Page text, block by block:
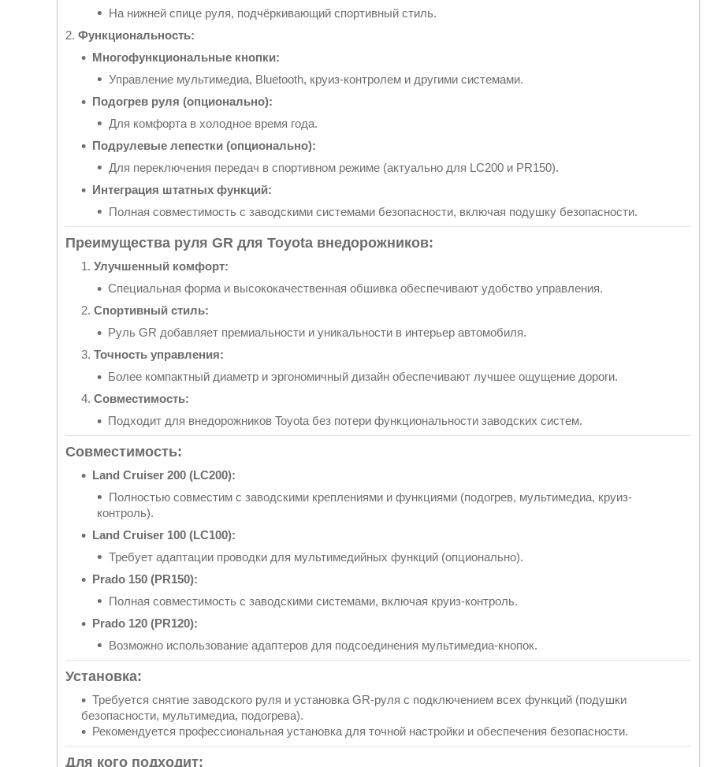
На нижней спице руля, подчёркивающий спортивный стиль.
2. Функциональность:
Многофункциональные кнопки:
Управление мультимедиа, Bluetooth, круиз-контролем и другими системами.
Подогрев руля (опционально):
Для комфорта в холодное время года.
Подрулевые лепестки (опционально):
Для переключения передач в спортивном режиме (актуально для LC200 и PR150).
Интеграция штатных функций:
Полная совместимость с заводскими системами безопасности, включая подушку безопасности.
Преимущества руля GR для Toyota внедорожников:
Улучшенный комфорт:
Специальная форма и высококачественная обшивка обеспечивают удобство управления.
Спортивный стиль:
Руль GR добавляет премиальности и уникальности в интерьер автомобиля.
Точность управления:
Более компактный диаметр и эргономичный дизайн обеспечивают лучшее ощущение дороги.
Совместимость:
Подходит для внедорожников Toyota без потери функциональности заводских систем.
Совместимость:
Land Cruiser 200 (LC200):
Полностью совместим с заводскими креплениями и функциями (подогрев, мультимедиа, круиз-
контроль).
Land Cruiser 100 (LC100):
Требует адаптации проводки для мультимедийных функций (опционально).
Prado 150 (PR150):
Полная совместимость с заводскими системами, включая круиз-контроль.
Prado 120 (PR120):
Возможно использование адаптеров для подсоединения мультимедиа-кнопок.
Установка:
Требуется снятие заводского руля и установка GR-руля с подключением всех функций (подушки
безопасности, мультимедиа, подогрева).
Рекомендуется профессиональная установка для точной настройки и обеспечения безопасности.
Для кого подходит: